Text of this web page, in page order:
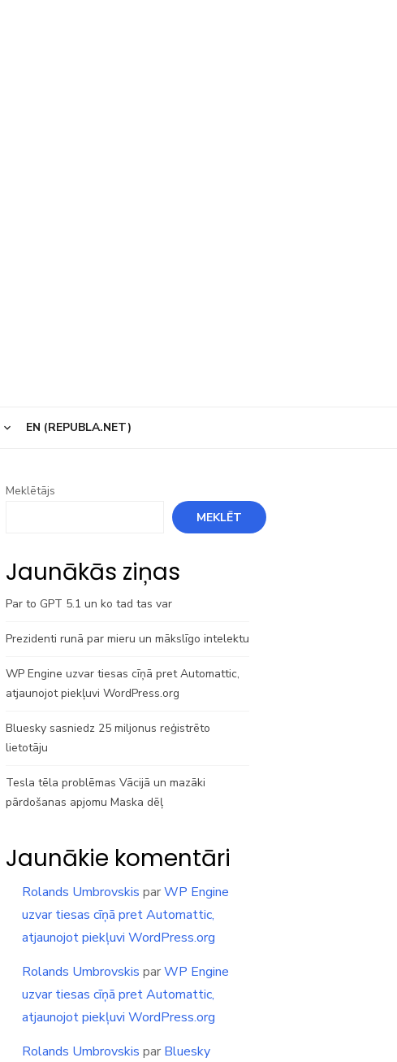
EN (REPUBLA.NET)
Meklētājs
MEKLĒT
Jaunākās ziņas
Par to GPT 5.1 un ko tad tas var
Prezidenti runā par mieru un mākslīgo intelektu
WP Engine uzvar tiesas cīņā pret Automattic,
atjaunojot piekļuvi WordPress.org
Bluesky sasniedz 25 miljonus reģistrēto
lietotāju
Tesla tēla problēmas Vācijā un mazāki
pārdošanas apjomu Maska dēļ
Jaunākie komentāri
Rolands Umbrovskis parWP Engine
uzvar tiesas cīņā pret Automattic,
atjaunojot piekļuvi WordPress.org
Rolands Umbrovskis parWP Engine
uzvar tiesas cīņā pret Automattic,
atjaunojot piekļuvi WordPress.org
Rolands Umbrovskis par Bluesky